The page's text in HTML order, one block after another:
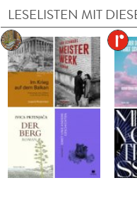
LESELISTEN MIT